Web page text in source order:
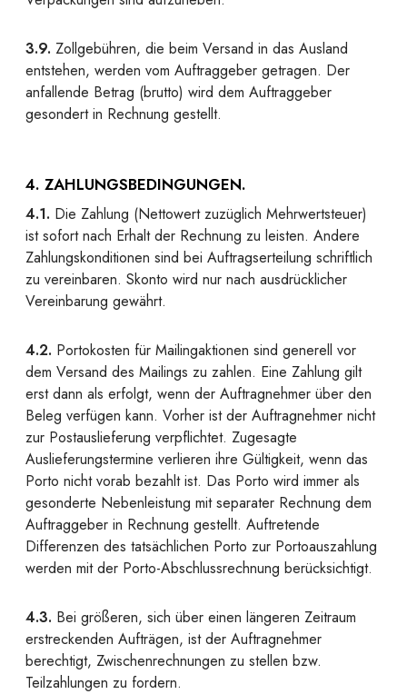
3.9. Zollgebühren, die beim Versand in das Ausland
entstehen, werden vom Auftraggeber getragen. Der
anfallende Betrag (brutto) wird dem Auftraggeber
gesondert in Rechnung gestellt.
4. ZAHLUNGSBEDINGUNGEN.
4.1. Die Zahlung (Nettowert zuzüglich Mehrwertsteuer)
ist sofort nach Erhalt der Rechnung zu leisten. Andere
Zahlungskonditionen sind bei Auftragserteilung schriftlich
zu vereinbaren. Skonto wird nur nach ausdrücklicher
Vereinbarung gewährt.
4.2. Portokosten für Mailingaktionen sind generell vor
dem Versand des Mailings zu zahlen. Eine Zahlung gilt
erst dann als erfolgt, wenn der Auftragnehmer über den
Beleg verfügen kann. Vorher ist der Auftragnehmer nicht
zur Postauslieferung verpflichtet. Zugesagte
Auslieferungstermine verlieren ihre Gültigkeit, wenn das
Porto nicht vorab bezahlt ist. Das Porto wird immer als
gesonderte Nebenleistung mit separater Rechnung dem
Auftraggeber in Rechnung gestellt. Auftretende
Differenzen des tatsächlichen Porto zur Portoauszahlung
werden mit der Porto-Abschlussrechnung berücksichtigt.
4.3. Bei größeren, sich über einen längeren Zeitraum
erstreckenden Aufträgen, ist der Auftragnehmer
berechtigt, Zwischenrechnungen zu stellen bzw.
Teilzahlungen zu fordern.